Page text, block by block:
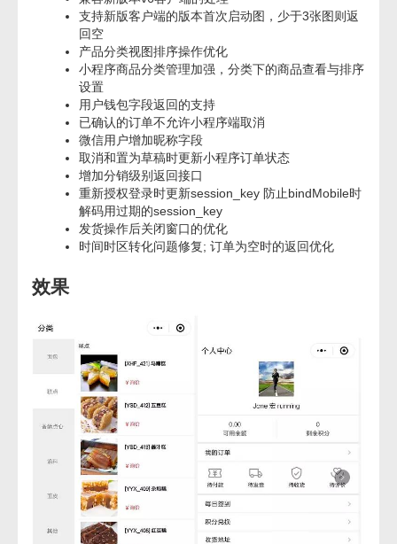
支持新版客户端的版本首次启动图，少于3张图则返
回空
产品分类视图排序操作优化
小程序商品分类管理加强，分类下的商品查看与排序
设置
用户钱包字段返回的支持
已确认的订单不允许小程序端取消
微信用户增加昵称字段
取消和置为草稿时更新小程序订单状态
增加分销级别返回接口
重新授权登录时更新session_key 防止bindMobile时
解码用过期的session_key
发货操作后关闭窗口的优化
时间时区转化问题修复; 订单为空时的返回优化
效果